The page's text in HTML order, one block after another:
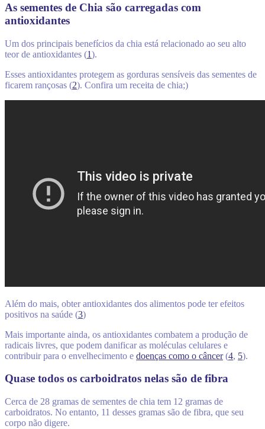
As sementes de Chia são carregadas com
antioxidantes
Um dos principais benefícios da chia está relacionado ao seu alto
teor de antioxidantes (1).
Esses antioxidantes protegem as gorduras sensíveis das sementes de
ficarem rançosas (2). Confira um receita de chia;)
Além do mais, obter antioxidantes dos alimentos pode ter efeitos
positivos na saúde (3)
Mais importante ainda, os antioxidantes combatem a produção de
radicais livres, que podem danificar as moléculas celulares e
contribuir para o envelhecimento e doenças como o câncer(4, 5).
Quase todos os carboidratos nelas são de fibra
Cerca de 28 gramas de sementes de chia tem 12 gramas de
carboidratos. No entanto, 11 desses gramas são de fibra, que seu
corpo não digere.